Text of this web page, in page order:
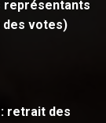
représentants
des votes)
: retrait des